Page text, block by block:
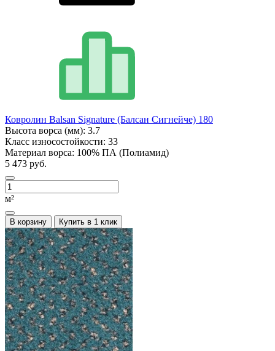
Ковролин Balsan Signature (Балсан Сигнейче) 180
Высота ворса (мм): 3.7
Класс износостойкости: 33
Материал ворса: 100% ПА (Полиамид)
5 473 руб.
м²
В корзину Купить в 1 клик